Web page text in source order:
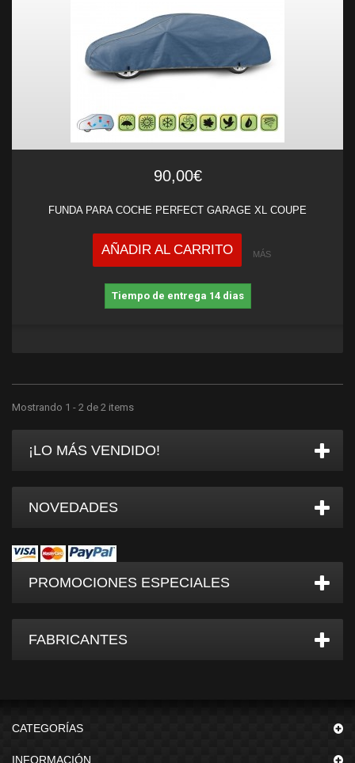
90,00€
FUNDA PARA COCHE PERFECT GARAGE XL COUPE
AÑADIR AL CARRITO MÁS
Tiempo de entrega 14 dias
Mostrando 1 - 2 de 2 items
¡LO MÁS VENDIDO!
NOVEDADES
PROMOCIONES ESPECIALES
FABRICANTES
CATEGORÍAS
INFORMACIÓN